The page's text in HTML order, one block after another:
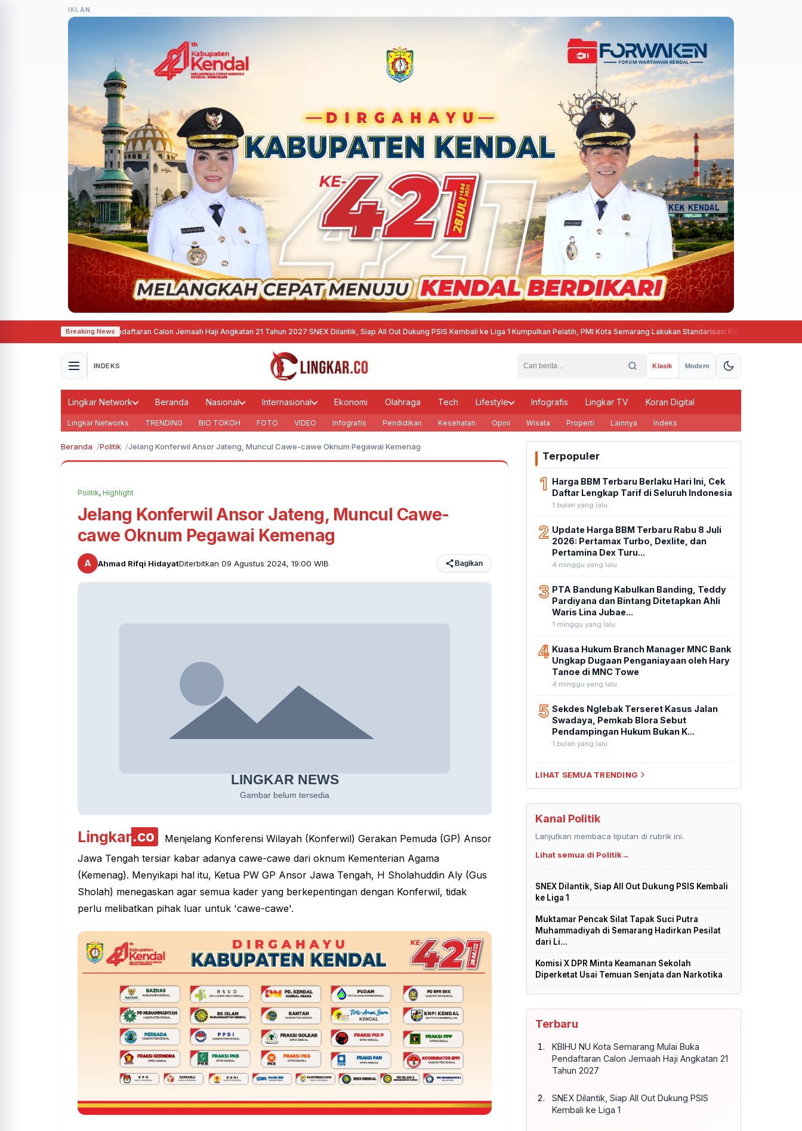
IKLAN
Breaking News
Mulai Buka Pendaftaran Calon Jemaah Haji Angkatan 21 Tahun 2027·SNEX Dilantik, Siap All Out Dukung PSIS Kembali ke Liga 1·Kumpulkan Pelatih, PMI Kota Semarang Lakukan Standarisasi Kurikulum Pembinaan PMR dan
INDEKS Klasik Modern
Lingkar Network Beranda Nasional Internasional Ekonomi Olahraga Tech Lifestyle Infografis Lingkar TV Koran Digital
Lingkar Networks TRENDING BIO TOKOH FOTO VIDEO Infografis Pendidikan Kesehatan Opini Wisata Properti Lainnya Indeks
Beranda Politik Jelang Konferwil Ansor Jateng, Muncul Cawe-cawe Oknum Pegawai Kemenag
Politik, Highlight
Jelang Konferwil Ansor Jateng, Muncul Cawe-
cawe Oknum Pegawai Kemenag
A Ahmad Rifqi HidayatDiterbitkan 09 Agustus 2024, 19:00 WIB Bagikan
Lingkar.co
Menjelang Konferensi Wilayah (Konferwil) Gerakan Pemuda (GP) Ansor
Jawa Tengah tersiar kabar adanya cawe-cawe dari oknum Kementerian Agama
(Kemenag). Menyikapi hal itu, Ketua PW GP Ansor Jawa Tengah, H Sholahuddin Aly (Gus
Sholah) menegaskan agar semua kader yang berkepentingan dengan Konferwil, tidak
perlu melibatkan pihak luar untuk 'cawe-cawe'.
Terpopuler
1 Harga BBM Terbaru Berlaku Hari Ini, Cek
Daftar Lengkap Tarif di Seluruh Indonesia
1 bulan yang lalu
2 Update Harga BBM Terbaru Rabu 8 Juli
2026: Pertamax Turbo, Dexlite, dan
Pertamina Dex Turu...
4 minggu yang lalu
3 PTA Bandung Kabulkan Banding, Teddy
Pardiyana dan Bintang Ditetapkan Ahli
Waris Lina Jubae...
1 minggu yang lalu
4 Kuasa Hukum Branch Manager MNC Bank
Ungkap Dugaan Penganiayaan oleh Hary
Tanoe di MNC Towe
4 minggu yang lalu
5 Sekdes Nglebak Terseret Kasus Jalan
Swadaya, Pemkab Blora Sebut
Pendampingan Hukum Bukan K...
1 bulan yang lalu
LIHAT SEMUA TRENDING
Kanal Politik
Lanjutkan membaca liputan di rubrik ini.
Lihat semua di Politik→
SNEX Dilantik, Siap All Out Dukung PSIS Kembali
ke Liga 1
Muktamar Pencak Silat Tapak Suci Putra
Muhammadiyah di Semarang Hadirkan Pesilat
dari Li...
Komisi X DPR Minta Keamanan Sekolah
Diperketat Usai Temuan Senjata dan Narkotika
Terbaru
KBIHU NU Kota Semarang Mulai Buka
Pendaftaran Calon Jemaah Haji Angkatan 21
Tahun 2027
SNEX Dilantik, Siap All Out Dukung PSIS
Kembali ke Liga 1